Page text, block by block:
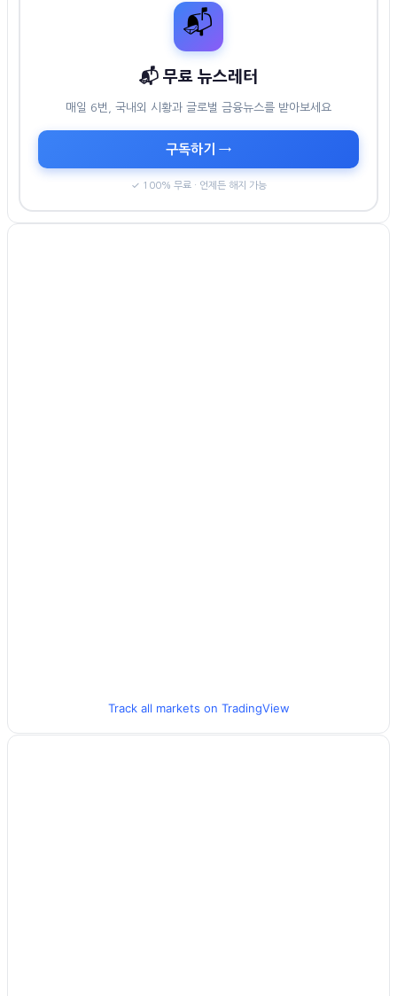
📬
📬 무료 뉴스레터
매일 6번, 국내외 시황과 글로벌 금융뉴스를 받아보세요
구독하기 →
✓ 100% 무료 · 언제든 해지 가능
Track all markets on TradingView